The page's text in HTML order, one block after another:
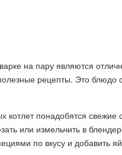
на пару являются
рецепты. Это блюдо
понадобятся свежие
или измельчить в
по вкусу и добавить